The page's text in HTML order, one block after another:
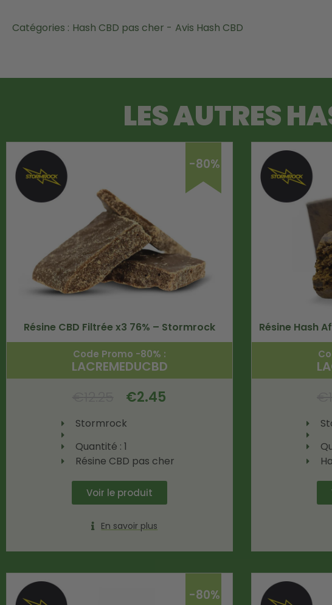
Catégories : Hash CBD pas cher - Avis Hash CBD
LES AUTRES
-80%
Résine CBD Filtrée x3 76% – Stormrock
Code Promo -80% :
LACREMEDUCBD
€2.45
Stormrock
Quantité : 1
Résine CBD pas cher
Voir le produit
En savoir plus
Résine Hash
-80%